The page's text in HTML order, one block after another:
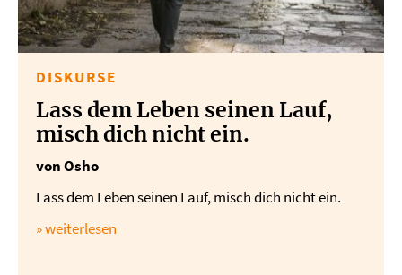
DISKURSE
Lass dem Leben seinen Lauf,
misch dich nicht ein.
von Osho
Lass dem Leben seinen Lauf, misch dich nicht ein.
» weiterlesen